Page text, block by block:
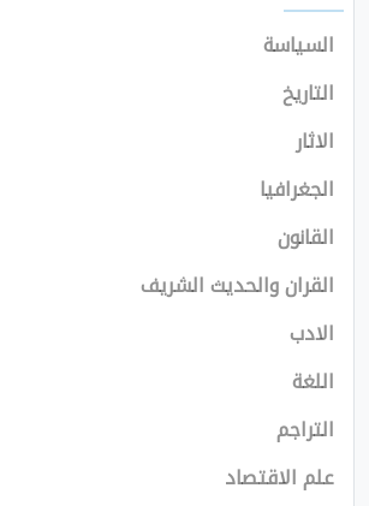
السياسة
التاريخ
الاثار
الجغرافيا
القانون
القران والحديث الشريف
الادب
اللغة
التراجم
علم الاقتصاد